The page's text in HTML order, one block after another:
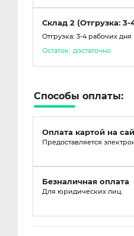
Склад 2 (Отгрузка:
Отгрузка: 3-4 рабочих дня
Остаток: достаточно
Способы оплаты:
Оплата картой на
Предоставляется
Безналичная оплата
Для юридических лиц.